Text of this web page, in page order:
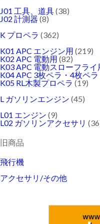
J01 工具、道具(38)
J02 計測器 (8)
K プロペラ (362)
K01 APC エンジン用 (219)
K02 APC 電動用 (82)
K03 APC 電動スローフライ
K04 APC 3枚ペラ・4枚ペラ
K05 RL木製プロペラ (19)
L ガソリンエンジン (45)
L01 エンジン (9)
L02 ガソリンアクセサリ
旧商品
飛行機
アクセサリ/その他